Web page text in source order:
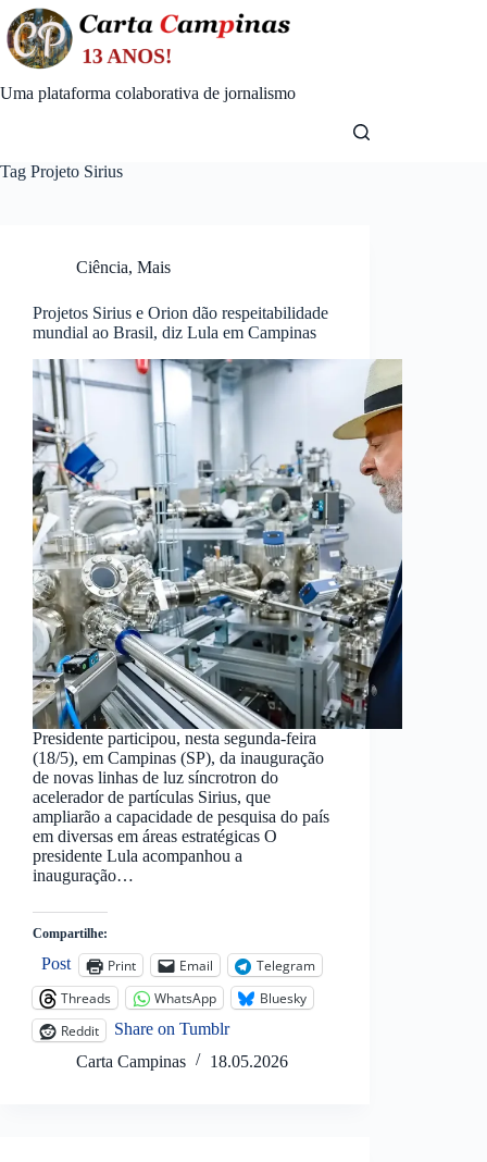
Skip
to
content
Uma plataforma colaborativa de jornalismo
Tag Projeto Sirius
Ciência, Mais
Projetos Sirius e Orion dão respeitabilidade
mundial ao Brasil, diz Lula em Campinas
Presidente participou, nesta segunda-feira
(18/5), em Campinas (SP), da inauguração
de novas linhas de luz síncrotron do
acelerador de partículas Sirius, que
ampliarão a capacidade de pesquisa do país
em diversas em áreas estratégicas O
presidente Lula acompanhou a
inauguração…
Compartilhe:
Post Print Email
Telegram
Threads
WhatsApp
Bluesky
Reddit
Share on Tumblr
Carta Campinas
18.05.2026